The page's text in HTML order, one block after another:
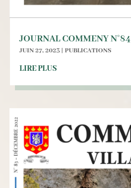
JOURNAL COMMENY N°84
JUIN 27, 2023 | PUBLICATIONS
LIRE PLUS